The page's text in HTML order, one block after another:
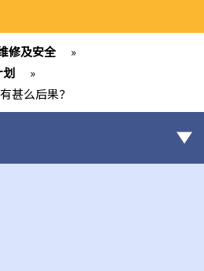
修及安全
»
划
»
甚么后果？
任
万元保额的公众责任保险，而保障范围
法团是否已履行法律规定？